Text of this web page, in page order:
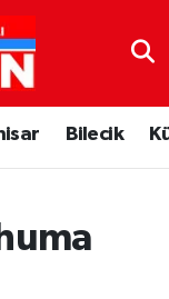
Bilecik